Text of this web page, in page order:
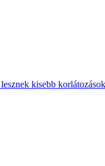
kisebb